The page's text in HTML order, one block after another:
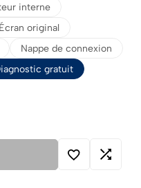
interne
Écran original
Nappe de connexion
gratuit